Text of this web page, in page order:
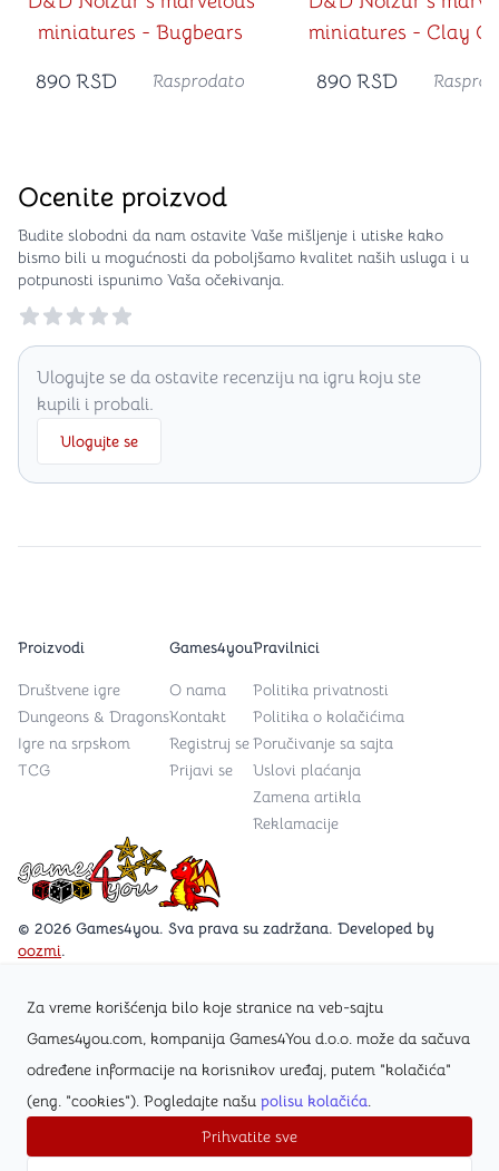
Za vreme korišćenja bilo koje stranice na veb-sajtu
Games4you.com, kompanija Games4You d.o.o. može da sačuva
određene informacije na korisnikov uređaj, putem "kolačića"
(eng. "cookies"). Pogledajte našu polisu kolačića.
Prihvatite sve
miniatures - Bugbears
890 RSD Rasprodato
miniatures - Clay
890 RSD
Ocenite proizvod
Budite slobodni da nam ostavite Vaše mišljenje i utiske kako
bismo bili u mogućnosti da poboljšamo kvalitet naših usluga i u
potpunosti ispunimo Vaša očekivanja.
Reviews
Ulogujte se da ostavite recenziju na igru koju ste
kupili i probali.
Ulogujte se
Games4you logo
© 2026 Games4you. Sva prava su zadržana. Developed by
oozmi.
Posetite Facebook stranicu /Games4you.rs
Zapratite Instagram profil @games4yours
Proizvodi
Društvene igre
Dungeons & Dragons
Igre na srpskom
TCG
Games4you
O nama
Kontakt
Registruj se
Prijavi se
Pravilnici
Politika privatnosti
Politika o kolačićima
Poručivanje sa sajta
Uslovi plaćanja
Zamena artikla
Reklamacije